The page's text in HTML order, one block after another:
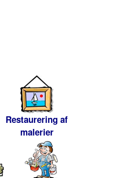
Restaurering af
malerier